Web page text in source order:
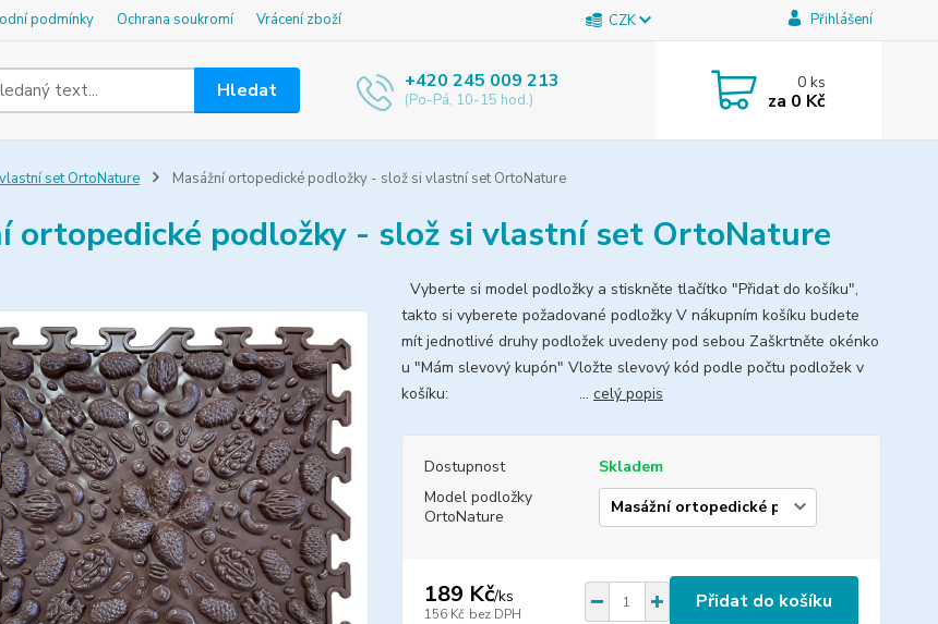
podmínky Ochrana soukromí Vrácení zboží CZK Přihlášení
Hledat +420 245 009 213
(Po-Pá, 10-15 hod.)
0ks
za 0 Kč
set OrtoNature Masážní ortopedické podložky - slož si vlastní set OrtoNature
ortopedické podložky - slož si vlastní set OrtoNature
Vyberte si model podložky a stiskněte tlačítko "Přidat do košíku",
takto si vyberete požadované podložky V nákupním košíku budete
mít jednotlivé druhy podložek uvedeny pod sebou Zaškrtněte okénko
u "Mám slevový kupón" Vložte slevový kód podle počtu podložek v
košíku: ... celý popis
Dostupnost
Skladem
Model podložky
OrtoNature
189 Kč/ks
156 Kč bez DPH
Přidat do košíku